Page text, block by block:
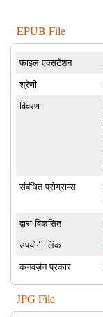
EPUB File
फाइल एक्सटेंशन
श्रेणी
विवरण
संबंधित प्रोग्राम्स
द्वारा विकसित
उपयोगी लिंक
कनवर्ज़न प्रकार
JPG File